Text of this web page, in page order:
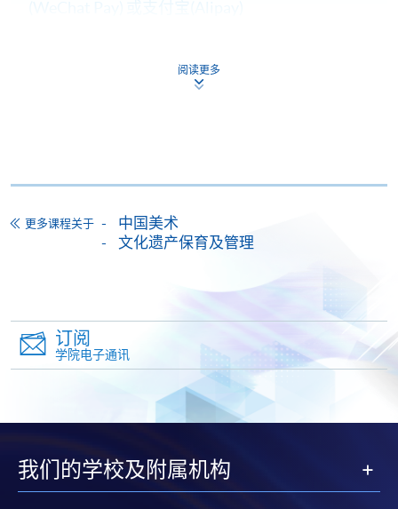
亲临学院各报名中心递交划线支票、报名表格及有关
或可将上述文件一并寄交各报名中心，信封上请注明
「报读课程」，惟学院对邮递失误而遗失的支票及个
人资料概不负责。
申请人可亲临学院任何一所报名中心，以 VISA 或
Mastercard卡」）缴付学费。香港大学专业进修学院
Mastercard卡持有人，如报读课程满港币2,000元，可
阅读更多
更多课程关于
中国美术
文化遗产保育及管理
订阅
学院电子通讯
我们的学校及附属机构